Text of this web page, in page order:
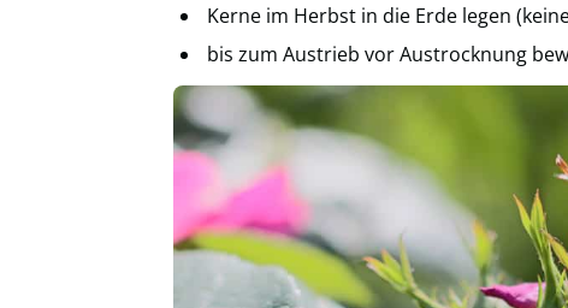
Kerne im Herbst in die Erde legen
bis zum Austrieb vor Austrocknung